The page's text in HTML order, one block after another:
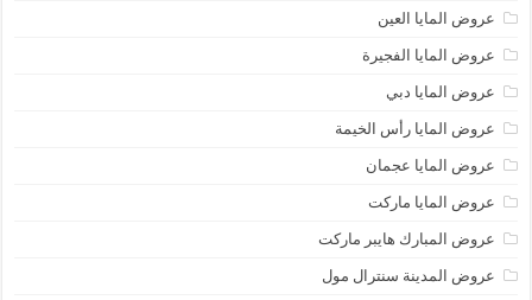
عروض المايا العين
عروض المايا الفجيرة
عروض المايا دبي
عروض المايا رأس الخيمة
عروض المايا عجمان
عروض المايا ماركت
عروض المبارك هايبر ماركت
عروض المدينة سنترال مول